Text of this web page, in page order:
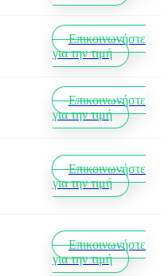
Επικοινωνήστε
για την τιμή
Επικοινωνήστε
για την τιμή
Επικοινωνήστε
για την τιμή
Επικοινωνήστε
για την τιμή